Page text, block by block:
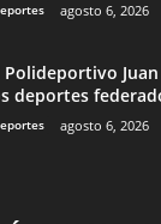
agosto 6, 2026
Polideportivo
deportes
agosto 6, 2026